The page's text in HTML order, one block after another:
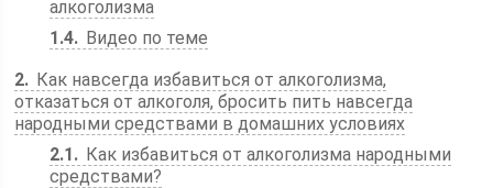
алкоголизма
1.4
Видео по теме
2
Как навсегда избавиться от алкоголизма,
отказаться от алкоголя, бросить пить навсегда
народными средствами в домашних условиях
2.1
Как избавиться от алкоголизма народными
средствами?